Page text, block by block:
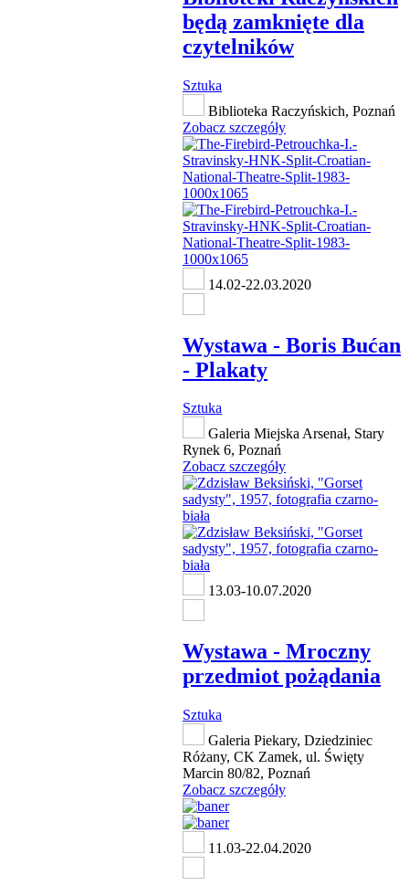
będą zamknięte dla
czytelników
Sztuka
Biblioteka Raczyńskich, Poznań
Zobacz szczegóły
14.02-22.03.2020
Wystawa - Boris Bućan
- Plakaty
Sztuka
Galeria Miejska Arsenał, Stary
Rynek 6, Poznań
Zobacz szczegóły
13.03-10.07.2020
Wystawa - Mroczny
przedmiot pożądania
Sztuka
Galeria Piekary, Dziedziniec
Różany, CK Zamek, ul. Święty
Marcin 80/82, Poznań
Zobacz szczegóły
11.03-22.04.2020